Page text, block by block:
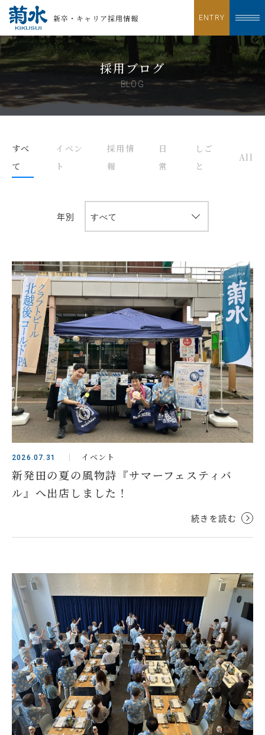
ENTRY
新卒・キャリア採用情報
採用ブログ
すべ
て
イベン
ト
採用情
報
日
常
しご
と
All
2026.07.31 イベント
新発田の夏の風物詩『サマーフェスティバ
ル』へ出店しました！
続きを読む